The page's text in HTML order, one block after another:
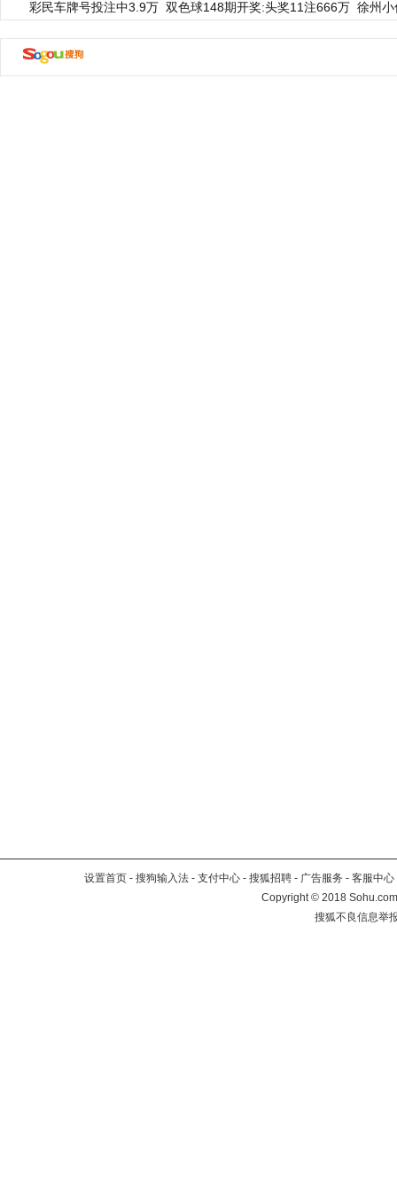
彩民车牌号投注中3.9万 双色球148期开奖:头奖11注666万 徐州
设置首页 - 搜狗输入法 - 支付中心 - 搜狐招聘 - 广告服务 - 客服中心
Copyright©2018
搜狐不良信息举